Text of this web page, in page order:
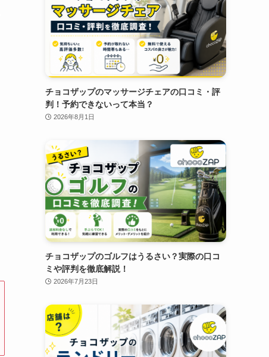
チョコザップのマッサージチェアの口コミ・評
判！予約できないって本当？
2026年8月1日
チョコザップのゴルフはうるさい？実際の口コ
ミや評判を徹底解説！
2026年7月23日